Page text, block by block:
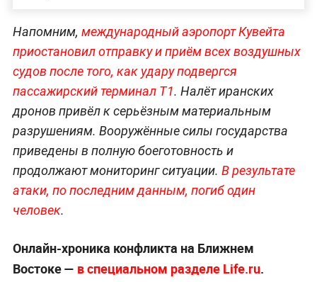
Напомним, международный аэропорт Кувейта
приостановил отправку и приём всех воздушных
судов после того, как удару подвергся
пассажирский терминал Т1. Налёт иранских
дронов привёл к серьёзным материальным
разрушениям. Вооружённые силы государства
приведены в полную боеготовность и
продолжают мониторинг ситуации. В результате
атаки, по последним данным, погиб один
человек.
Онлайн-хроника конфликта на Ближнем
Востоке — в специальном разделе Life.ru.